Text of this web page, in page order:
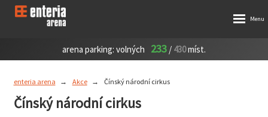
arena parking: volných 233 / 430míst.
enteria arena Akce Čínský národní cirkus
Čínský národní cirkus